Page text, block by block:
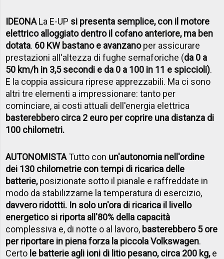
IDEONALa E-UP si presenta semplice, con il motore
elettrico alloggiato dentro il cofano anteriore, ma ben
dotata. 60 KW bastano e avanzanoper assicurare
prestazioni all'altezza di fughe semaforiche (da 0 a
50 km/h in 3,5 secondi e da 0 a 100 in 11 e spiccioli).
E la coppia assicura riprese apprezzabili. Ma ci sono
altri tre elementi a impressionare: tanto per
cominciare, ai costi attuali dell'energia elettrica
basterebbero circa 2 euro per coprire una distanza di
100 chilometri.
AUTONOMISTATutto con un'autonomia nell'ordine
dei 130 chilometrie con tempi di ricarica delle
batterie,posizionate sotto il pianale e raffreddate in
modo da stabilizzarne la temperatura di esercizio,
davvero ridottti. In solo un'ora di ricarica il livello
energetico si riporta all'80% della capacità
complessiva e, di notte o al lavoro, basterebbero 5 ore
per riportare in piena forza la piccola Volkswagen.
Certo le batterie agli ioni di litio pesano, circa 200 kg,e